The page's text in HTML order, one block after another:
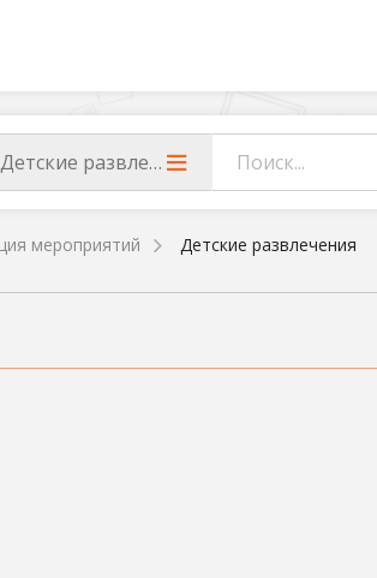
Детские развлечения
мероприятий Детские развлечения